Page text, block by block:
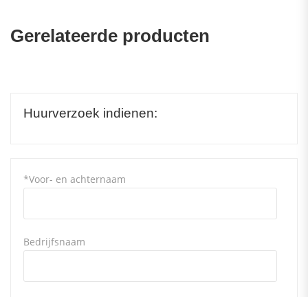
Gerelateerde producten
Huurverzoek indienen:
*Voor- en achternaam
Bedrijfsnaam